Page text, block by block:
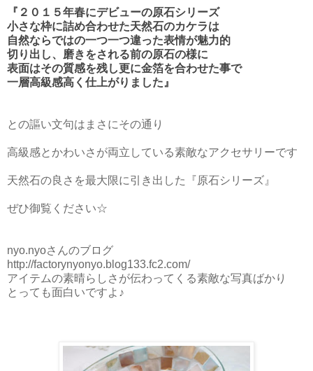
『２０１５年春にデビューの原石シリーズ
小さな枠に詰め合わせた天然石のカケラは
自然ならではの一つ一つ違った表情が魅力的
切り出し、磨きをされる前の原石の様に
表面はその質感を残し更に金箔を合わせた事で
一層高級感高く仕上がりました』
との謳い文句はまさにその通り
高級感とかわいさが両立している素敵なアクセサリーです
天然石の良さを最大限に引き出した『原石シリーズ』
ぜひ御覧ください☆
nyo.nyoさんのブログ
http://factorynyonyo.blog133.fc2.com/
アイテムの素晴らしさが伝わってくる素敵な写真ばかり
とっても面白いですよ♪